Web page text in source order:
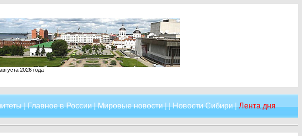
2026 года
|Главное в России|Мировые новости| |Новости Сибири|Лента дня